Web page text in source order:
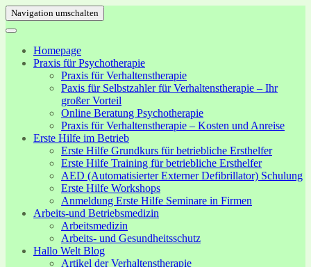
Navigation umschalten
Homepage
Praxis für Psychotherapie
Praxis für Verhaltenstherapie
Paxis für Selbstzahler für Verhaltenstherapie – Ihr
großer Vorteil
Online Beratung Psychotherapie
Praxis für Verhaltenstherapie – Kosten und Anreise
Erste Hilfe im Betrieb
Erste Hilfe Grundkurs für betriebliche Ersthelfer
Erste Hilfe Training für betriebliche Ersthelfer
AED (Automatisierter Externer Defibrillator) Schulung
Erste Hilfe Workshops
Anmeldung Erste Hilfe Seminare in Firmen
Arbeits-und Betriebsmedizin
Arbeitsmedizin
Arbeits- und Gesundheitsschutz
Hallo Welt Blog
Artikel der Verhaltenstherapie